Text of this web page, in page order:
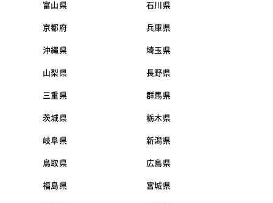
富山県 石川県
京都府 兵庫県
沖縄県 埼玉県
山梨県 長野県
三重県 群馬県
茨城県 栃木県
岐阜県 新潟県
鳥取県 広島県
福島県 宮城県